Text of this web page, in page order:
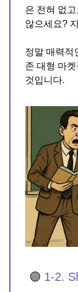
은 전혀 없
않으세요?
정말 매력적
존 대형 마
것입니다.
🟣 1-2.